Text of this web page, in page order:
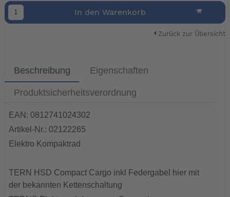
In den Warenkorb
Zurück zur Übersicht
Beschreibung Eigenschaften
Produktsicherheitsverordnung
EAN: 0812741024302
Artikel-Nr.: 02122265
Elektro Kompaktrad
TERN HSD Compact Cargo inkl Federgabel hier mit
der bekannten Kettenschaltung